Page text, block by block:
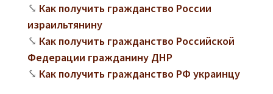
Как получить гражданство России
израильтянину
Как получить гражданство Российской
Федерации гражданину ДНР
Как получить гражданство РФ украинцу